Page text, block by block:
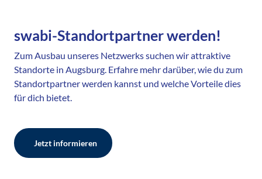
swabi-Standortpartner werden!
Zum Ausbau unseres Netzwerks suchen wir attraktive
Standorte in Augsburg. Erfahre mehr darüber, wie du zum
Standortpartner werden kannst und welche Vorteile dies
für dich bietet.
Jetzt informieren